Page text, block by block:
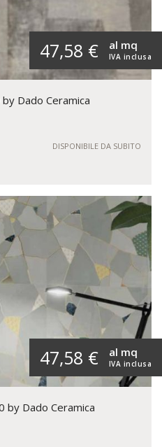
47,58 € IVA inclusa
al mq
Dado Ceramica
DISPONIBILE DA SUBITO
47,58 € IVA inclusa
al mq
by Dado Ceramica